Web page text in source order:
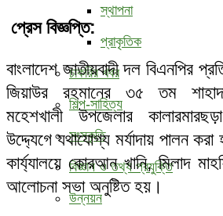
স্থাপনা
প্রাকৃতিক
চাকরির খবর
শিল্প-সাহিত্য
সংস্কৃতি
বিজ্ঞান ও তথ্য প্রযুক্তি
উন্নয়ন
প্রেস বিজ্ঞপ্তি:
বাংলাদেশ জাতীয়বাদী দল বিএনপির
জিয়াউর রহমানের ৩৫ তম
মহেশখালী উপজেলার
উদ্দ্যেগে যথাযোগ্য মর্যাদায় পালন
কার্য্যালয়ে কোরআন খানি, মিলাদ
আলোচনা সভা অনুষ্টিত হয়।